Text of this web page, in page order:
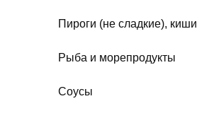
Пироги (не сладкие), киши
Рыба и морепродукты
Соусы